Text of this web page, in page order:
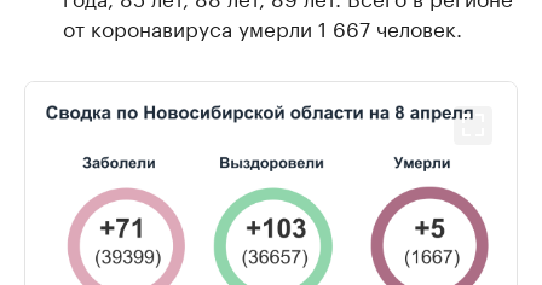
от коронавируса умерли 1 667 человек.